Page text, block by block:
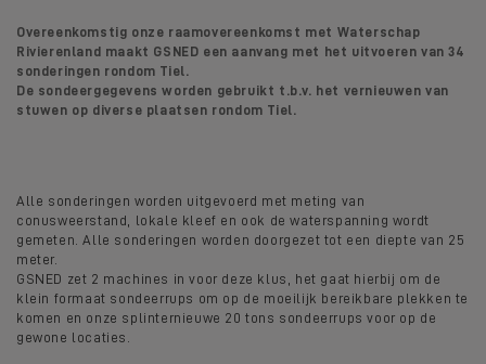
Overeenkomstig onze raamovereenkomst met Waterschap
Rivierenland maakt GSNED een aanvang met het uitvoeren van 34
sonderingen rondom Tiel.
De sondeergegevens worden gebruikt t.b.v. het vernieuwen van
stuwen op diverse plaatsen rondom Tiel.
Alle sonderingen worden uitgevoerd met meting van
conusweerstand, lokale kleef en ook de waterspanning wordt
gemeten. Alle sonderingen worden doorgezet tot een diepte van 25
meter.
GSNED zet 2 machines in voor deze klus, het gaat hierbij om de
klein formaat sondeerrups om op de moeilijk bereikbare plekken te
komen en onze splinternieuwe 20 tons sondeerrups voor op de
gewone locaties.